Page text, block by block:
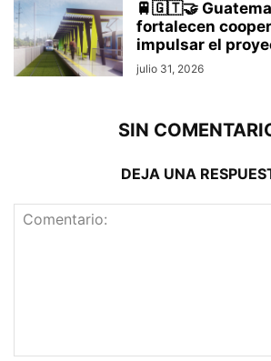
🚆🇬🇹🤝
fortalecen
impulsar el
julio 31, 2026
SIN
DEJA UNA